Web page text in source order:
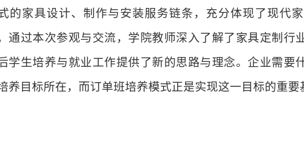
的家具设计、制作与安装服务链条，充分体现了现代
通过本次参观与交流，学院教师深入了解了家具定制行
学生培养与就业工作提供了新的思路与理念。企业需要
养目标所在，而订单班培养模式正是实现这一目标的重要